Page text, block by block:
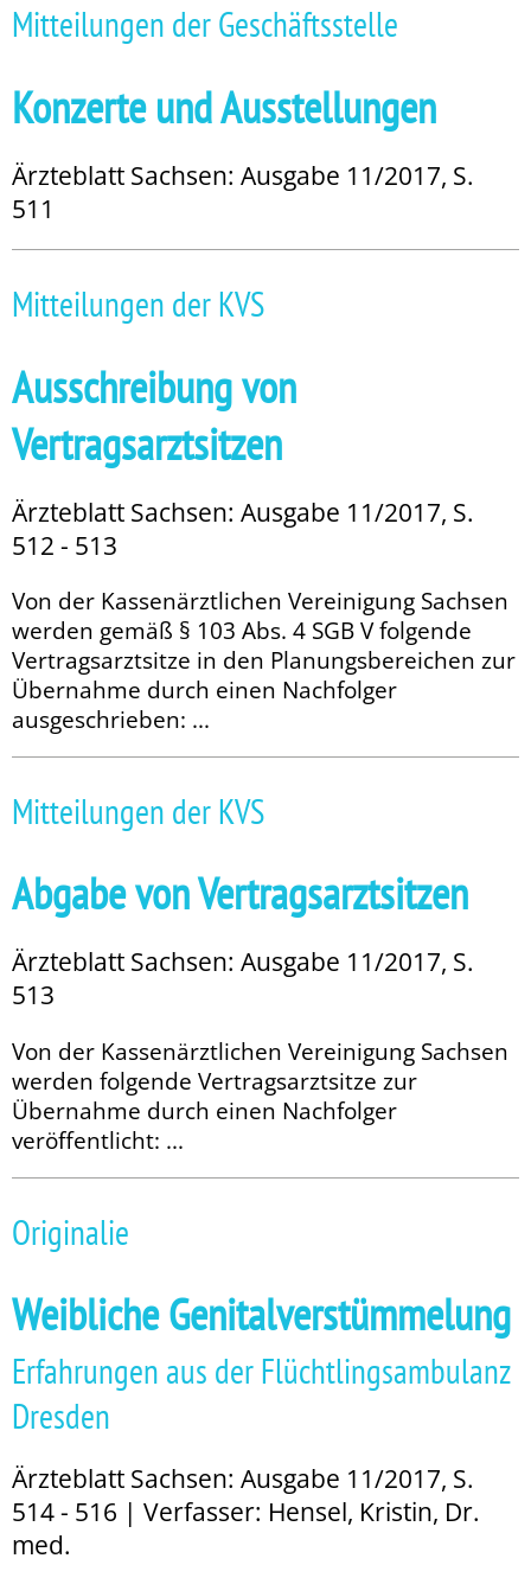
Mitteilungen der Geschäftsstelle
Konzerte und Ausstellungen
Ärzteblatt Sachsen: Ausgabe 11/2017, S.
511
Mitteilungen der KVS
Ausschreibung von
Vertragsarztsitzen
Ärzteblatt Sachsen: Ausgabe 11/2017, S.
512 - 513
Von der Kassenärztlichen Vereinigung Sachsen
werden gemäß § 103 Abs. 4 SGB V folgende
Vertragsarztsitze in den Planungsbereichen zur
Übernahme durch einen Nachfolger
ausgeschrieben: ...
Mitteilungen der KVS
Abgabe von Vertragsarztsitzen
Ärzteblatt Sachsen: Ausgabe 11/2017, S.
513
Von der Kassenärztlichen Vereinigung Sachsen
werden folgende Vertragsarztsitze zur
Übernahme durch einen Nachfolger
veröffentlicht: ...
Originalie
Weibliche Genitalverstümmelung
Erfahrungen aus der Flüchtlings­ambulanz
Dresden
Ärzteblatt Sachsen: Ausgabe 11/2017, S.
514 - 516 | Verfasser: Hensel, Kristin, Dr.
med.